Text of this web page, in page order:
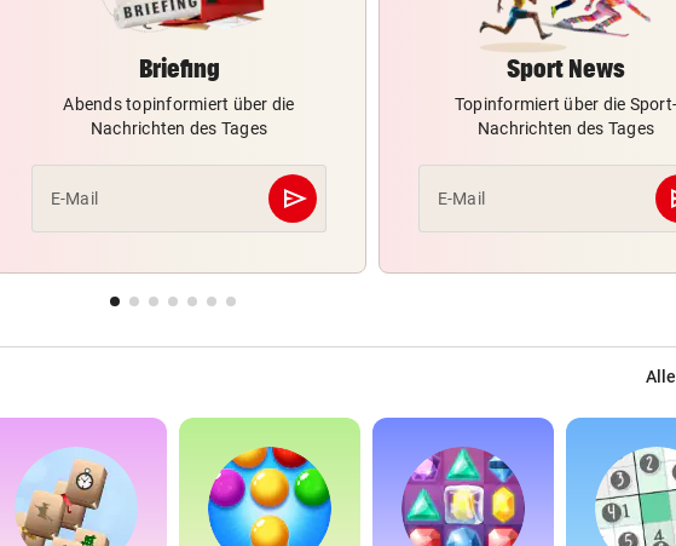
Briefing
Abends topinformiert über die
Nachrichten des Tages
E-Mail send
Abschicken
Sport News
Topinformiert über die Sport-
Nachrichten des Tages
E-Mail